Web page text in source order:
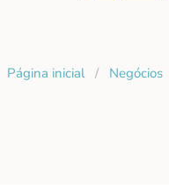
Página inicial / Negócios